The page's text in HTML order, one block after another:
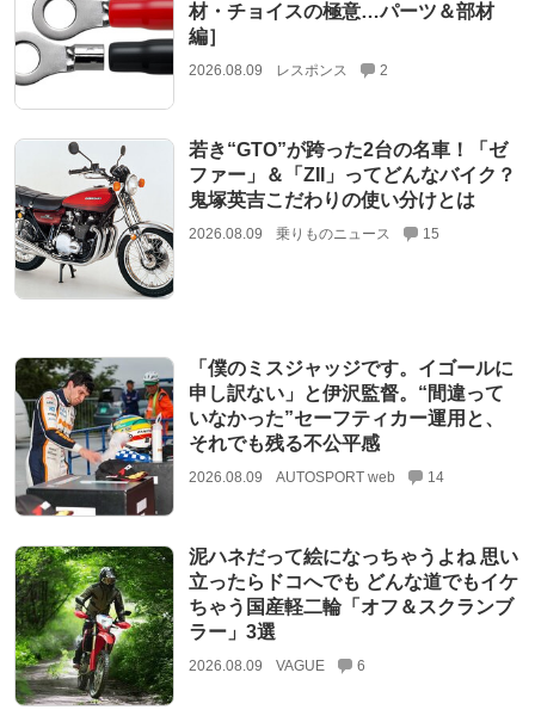
材・チョイスの極意…パーツ＆部材
編］
2026.08.09 レスポンス 2
若き“GTO”が跨った2台の名車！「ゼ
ファー」＆「ZII」ってどんなバイク？
鬼塚英吉こだわりの使い分けとは
2026.08.09 乗りものニュース 15
「僕のミスジャッジです。イゴールに
申し訳ない」と伊沢監督。“間違って
いなかった”セーフティカー運用と、
それでも残る不公平感
2026.08.09 AUTOSPORT web 14
泥ハネだって絵になっちゃうよね 思い
立ったらドコへでも どんな道でもイケ
ちゃう国産軽二輪「オフ＆スクランブ
ラー」3選
2026.08.09 VAGUE 6